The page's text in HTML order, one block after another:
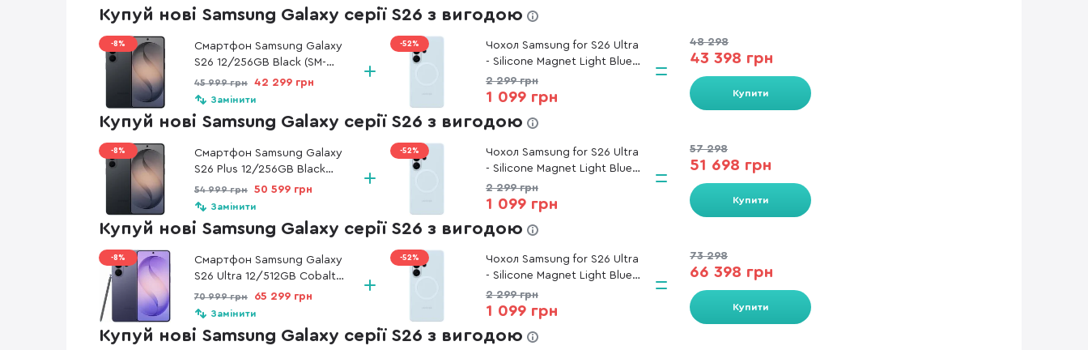
Купуй нові Samsung Galaxy серії S26 з вигодою
-8%
Смартфон Samsung Galaxy
S26 12/256GB Black (SM-
S942BZKGEUC)
45 999 грн 42 299 грн
Замінити
-52%
Чохол Samsung for S26 Ultra
- Silicone Magnet Light Blue
(EF-ES948CLEGWW)
2 299 грн
1 099 грн
48 298
43 398 грн
Купити
Купуй нові Samsung Galaxy серії S26 з вигодою
-8%
Смартфон Samsung Galaxy
S26 Plus 12/256GB Black
(SM-S947BZKDEUC)
54 999 грн 50 599 грн
Замінити
-52%
Чохол Samsung for S26 Ultra
- Silicone Magnet Light Blue
(EF-ES948CLEGWW)
2 299 грн
1 099 грн
57 298
51 698 грн
Купити
Купуй нові Samsung Galaxy серії S26 з вигодою
-8%
Смартфон Samsung Galaxy
S26 Ultra 12/512GB Cobalt
Violet (SM-S948BZVGEUC)
70 999 грн 65 299 грн
Замінити
-52%
Чохол Samsung for S26 Ultra
- Silicone Magnet Light Blue
(EF-ES948CLEGWW)
2 299 грн
1 099 грн
73 298
66 398 грн
Купити
Купуй нові Samsung Galaxy серії S26 з вигодою